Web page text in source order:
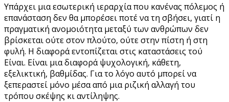
Υπάρχει μια εσωτερική ιεραρχία που κανένας πόλεμος ή
επανάσταση δεν θα μπορέσει ποτέ να τη σβήσει, γιατί η
πραγματική ανομοιότητα μεταξύ των ανθρώπων δεν
βρίσκεται ούτε στον πλούτο, ούτε στην πίστη ή στη
φυλή. Η διαφορά εντοπίζεται στις καταστάσεις τού
Είναι. Είναι μια διαφορά ψυχολογική, κάθετη,
εξελικτική, βαθμίδας. Για το λόγο αυτό μπορεί να
ξεπεραστεί μόνο μέσα από μια ριζική αλλαγή του
τρόπου σκέψης κι αντίληψης.